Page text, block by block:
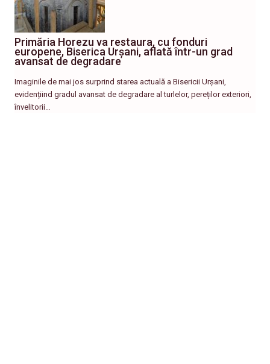
Primăria Horezu va restaura, cu fonduri
europene, Biserica Urșani, aflată într-un grad
avansat de degradare
Imaginile de mai jos surprind starea actuală a Bisericii Urșani,
evidențiind gradul avansat de degradare al turlelor, pereților exteriori,
învelitorii…